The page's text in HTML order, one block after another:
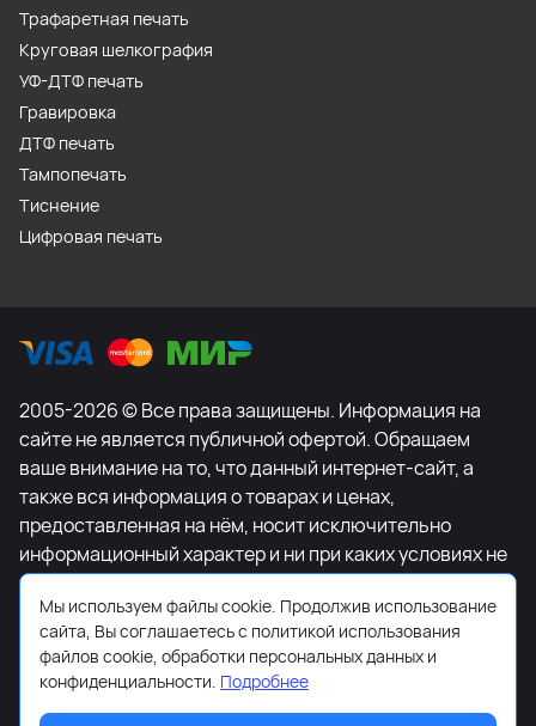
Трафаретная печать
Круговая шелкография
УФ-ДТФ печать
Гравировка
ДТФ печать
Тампопечать
Тиснение
Цифровая печать
2005-2026 © Все права защищены. Информация на
сайте не является публичной офертой. Обращаем
ваше внимание на то, что данный интернет-сайт, а
также вся информация о товарах и ценах,
предоставленная на нём, носит исключительно
информационный характер и ни при каких условиях не
является публичной офертой, определяемой
положениями Статьи 437 Гражданского кодекса
Российской Федерации. Для получения подробной
информации о наличии и стоимости указанных
товаров и (или) услуг, пожалуйста, обращайтесь к
Мы используем файлы cookie. Продолжив использование
сайта, Вы соглашаетесь с политикой использования
файлов cookie, обработки персональных данных и
конфиденциальности. Подробнее